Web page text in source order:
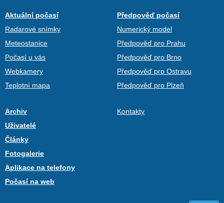
Aktuální počasí
Radarové snímky
Meteostanice
Počasí u vás
Webkamery
Teplotní mapa
Předpověď počasí
Numerický model
Předpověď pro Prahu
Předpověď pro Brno
Předpověď pro Ostravu
Předpověď pro Plzeň
Archiv
Uživatelé
Články
Fotogalerie
Aplikace na telefony
Počasí na web
Kontakty